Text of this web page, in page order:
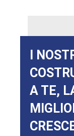
I
A TE,